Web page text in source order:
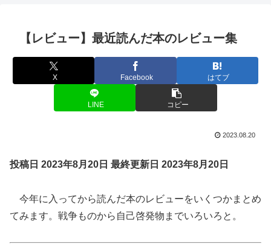
【レビュー】最近読んだ本のレビュー集
X Facebook はてブ
LINE コピー
2023.08.20
投稿日 2023年8月20日 最終更新日 2023年8月20日
今年に入ってから読んだ本のレビューをいくつかまとめ
てみます。戦争ものから自己啓発物までいろいろと。